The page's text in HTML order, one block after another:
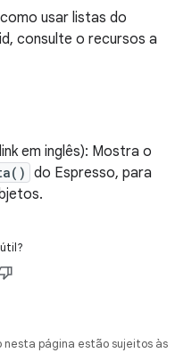
usar listas do
consulte o recursos a
em inglês): Mostra o
do Espresso, para
nesta página estão sujeitos às